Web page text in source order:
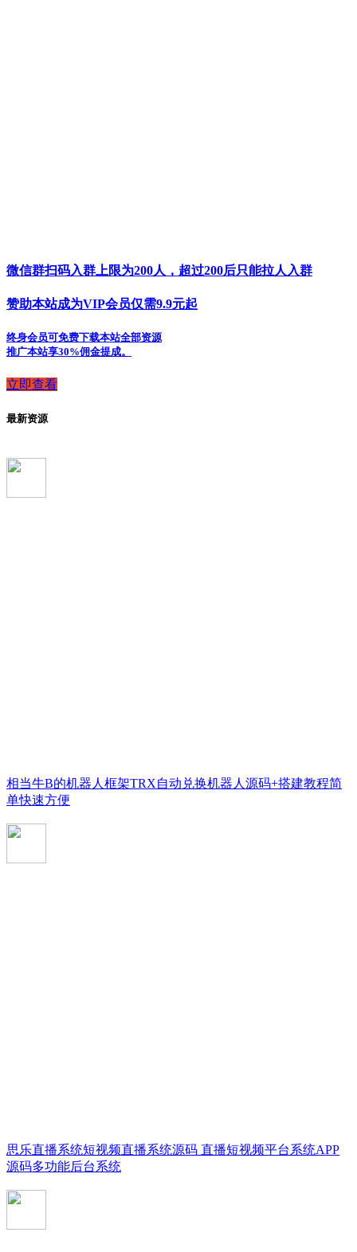
微信群扫码入群上限为200人，超过200后只能拉人入群
赞助本站成为VIP会员仅需9.9元起
终身会员可免费下载本站全部资源
推广本站享30%佣金提成。
立即查看
最新资源
相当牛B的机器人框架TRX自动兑换机器人源码+搭建教程简
单快速方便
思乐直播系统短视频直播系统源码 直播短视频平台系统APP
源码多功能后台系统